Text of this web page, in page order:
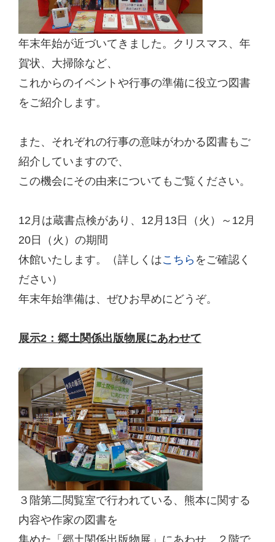
年末年始が近づいてきました。クリスマス、年
賀状、大掃除など、
これからのイベントや行事の準備に役立つ図書
をご紹介します。
また、それぞれの行事の意味がわかる図書もご
紹介していますので、
この機会にその由来についてもご覧ください。
12 月は蔵書点検があり、 12 月 13 日（火）～ 12 月
20 日（火）の期間
休館いたします。（詳しくはこちら をご確認く
ださい）
年末年始準備は、ぜひお早めにどうぞ。
展示2 ：郷土関係出版物展にあわせて
３階第二閲覧室で行われている、熊本に関する
内容や作家の図書を
集めた「郷土関係出版物展」にあわせ、２階で